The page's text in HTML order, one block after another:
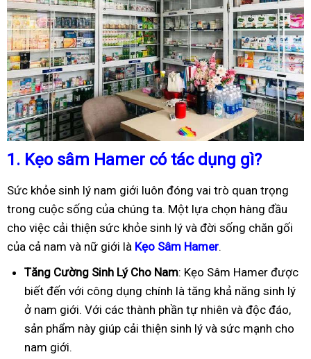
1. Kẹo sâm Hamer có tác dụng gì?
Sức khỏe sinh lý nam giới luôn đóng vai trò quan trọng
trong cuộc sống của chúng ta. Một lựa chọn hàng đầu
cho việc cải thiện sức khỏe sinh lý và đời sống chăn gối
của cả nam và nữ giới là Kẹo Sâm Hamer.
Tăng Cường Sinh Lý Cho Nam: Kẹo Sâm Hamer được
biết đến với công dụng chính là tăng khả năng sinh lý
ở nam giới. Với các thành phần tự nhiên và độc đáo,
sản phẩm này giúp cải thiện sinh lý và sức mạnh cho
nam giới.